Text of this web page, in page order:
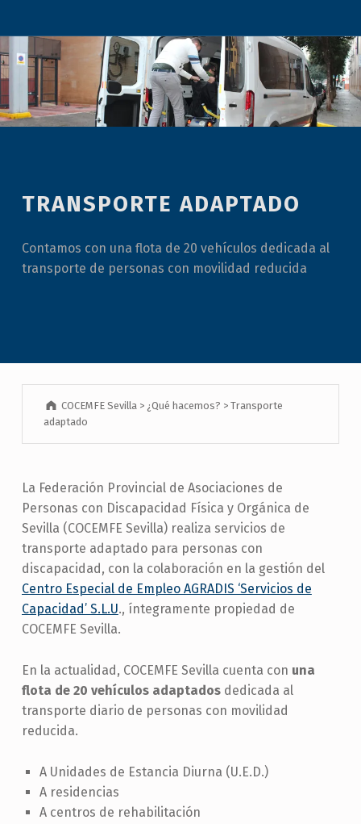
TRANSPORTE ADAPTADO
Contamos con una flota de 20 vehículos dedicada al
transporte de personas con movilidad reducida
COCEMFE Sevilla > ¿Qué hacemos? >Transporte
adaptado
La Federación Provincial de Asociaciones de
Personas con Discapacidad Física y Orgánica de
Sevilla (COCEMFE Sevilla) realiza servicios de
transporte adaptado para personas con
discapacidad, con la colaboración en la gestión del
Centro Especial de Empleo AGRADIS ‘Servicios de
Capacidad’ S.L.U., íntegramente propiedad de
COCEMFE Sevilla.
En la actualidad, COCEMFE Sevilla cuenta con una
flota de 20 vehículos adaptadosdedicada al
transporte diario de personas con movilidad
reducida.
A Unidades de Estancia Diurna (U.E.D.)
A residencias
A centros de rehabilitación